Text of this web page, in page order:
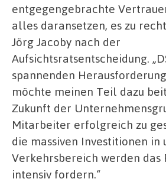
entgegengebrachte
alles daransetzen, es zu
Jörg Jacoby nach der
Aufsichtsratsentscheidung.
spannenden
möchte meinen Teil dazu
Zukunft der
Mitarbeiter erfolgreich zu
die massiven Investitionen in
Verkehrsbereich werden das
intensiv fordern.“